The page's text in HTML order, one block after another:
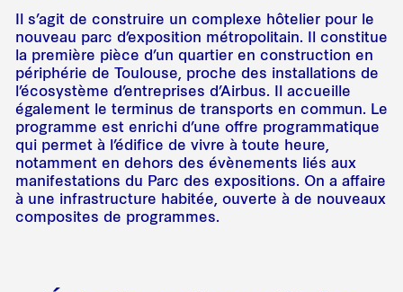
Il s’agit de construire un complexe hôtelier pour le
nouveau parc d’exposition métropolitain. Il constitue
la première pièce d’un quartier en construction en
périphérie de Toulouse, proche des installations de
l’écosystème d’entreprises d’Airbus. Il accueille
également le terminus de transports en commun. Le
programme est enrichi d’une offre programmatique
qui permet à l’édifice de vivre à toute heure,
notamment en dehors des évènements liés aux
manifestations du Parc des expositions. On a affaire
à une infrastructure habitée, ouverte à de nouveaux
composites de programmes.